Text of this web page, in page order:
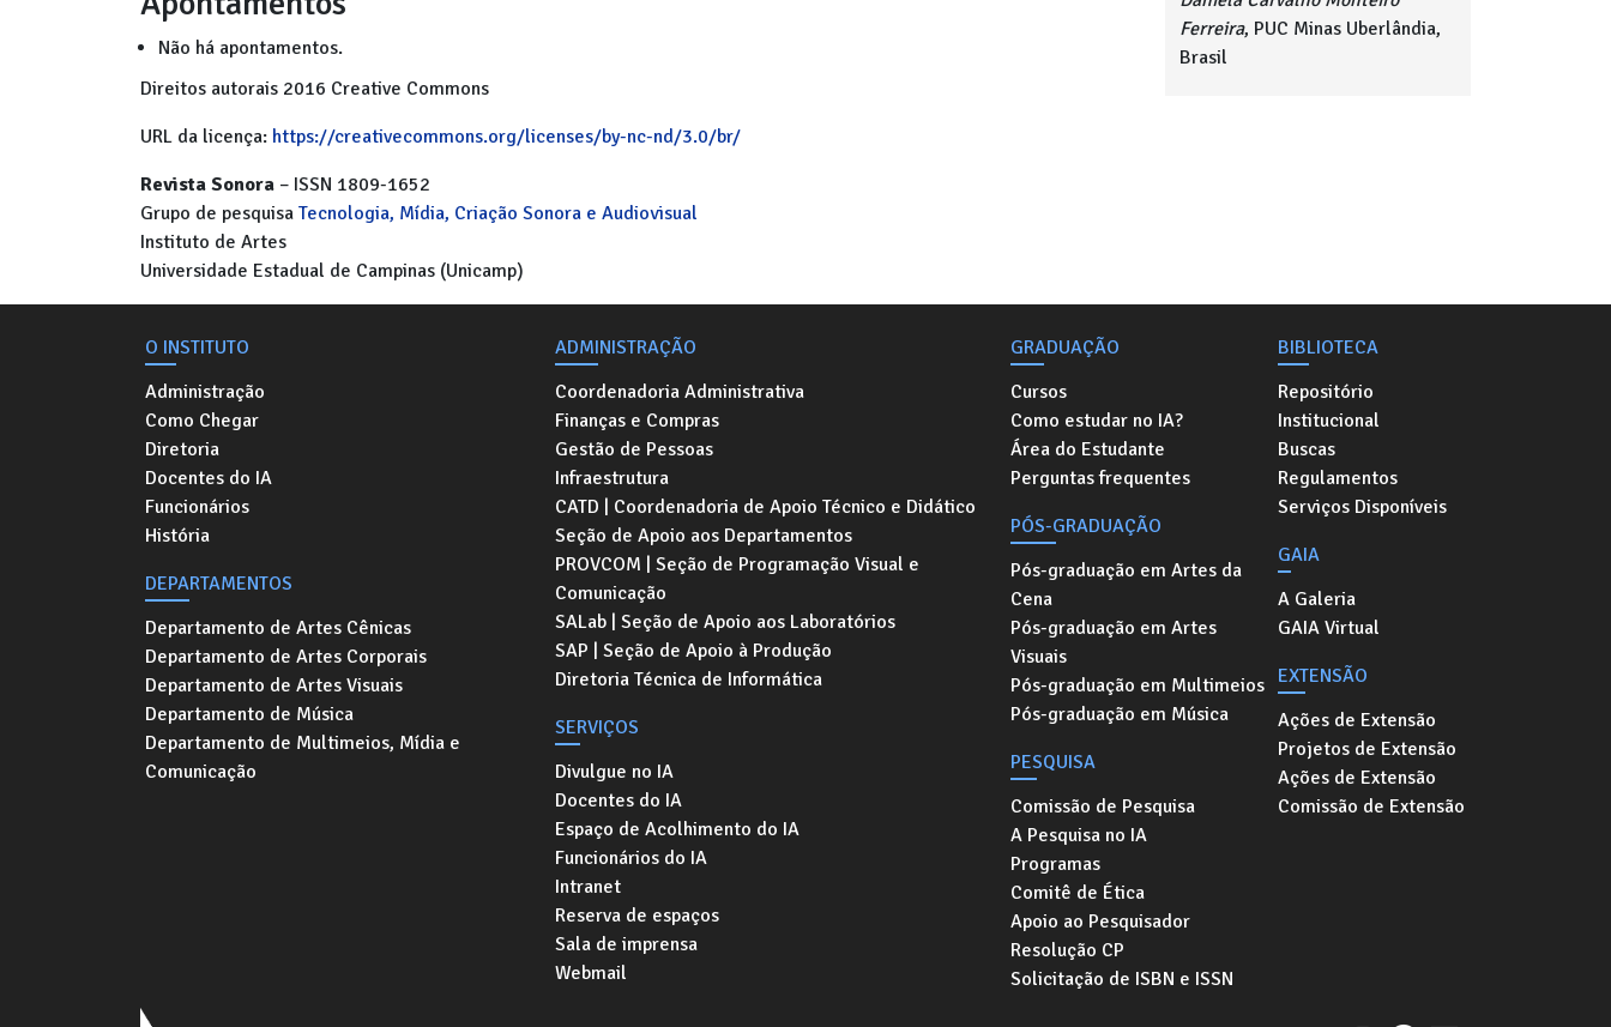
Não há apontamentos.
Direitos autorais 2016 Creative Commons
URL da licença: https://creativecommons.org/licenses/by-nc-nd/3.0/br/
Revista Sonora – ISSN 1809-1652
Grupo de pesquisa Tecnologia, Mídia, Criação Sonora e Audiovisual
Instituto de Artes
Universidade Estadual de Campinas (Unicamp)
Ferreira, PUC Minas Uberlândia,
Brasil
O INSTITUTO
Administração
Como Chegar
Diretoria
Docentes do IA
Funcionários
História
DEPARTAMENTOS
Departamento de Artes Cênicas
Departamento de Artes Corporais
Departamento de Artes Visuais
Departamento de Música
Departamento de Multimeios, Mídia e
Comunicação
ADMINISTRAÇÃO
Coordenadoria Administrativa
Finanças e Compras
Gestão de Pessoas
Infraestrutura
CATD | Coordenadoria de Apoio Técnico e Didático
Seção de Apoio aos Departamentos
PROVCOM | Seção de Programação Visual e
Comunicação
SALab | Seção de Apoio aos Laboratórios
SAP | Seção de Apoio à Produção
Diretoria Técnica de Informática
SERVIÇOS
Divulgue no IA
Docentes do IA
Espaço de Acolhimento do IA
Funcionários do IA
Intranet
Reserva de espaços
Sala de imprensa
Webmail
GRADUAÇÃO
Cursos
Como estudar no IA?
Área do Estudante
Perguntas frequentes
PÓS-GRADUAÇÃO
Pós-graduação em Artes da
Cena
Pós-graduação em Artes
Visuais
Pós-graduação em Multimeios
Pós-graduação em Música
PESQUISA
Comissão de Pesquisa
A Pesquisa no IA
Programas
Comitê de Ética
Apoio ao Pesquisador
Resolução CP
Solicitação de ISBN e ISSN
BIBLIOTECA
Repositório
Institucional
Buscas
Regulamentos
Serviços Disponíveis
GAIA
A Galeria
GAIA Virtual
EXTENSÃO
Ações de Extensão
Projetos de Extensão
Ações de Extensão
Comissão de Extensão